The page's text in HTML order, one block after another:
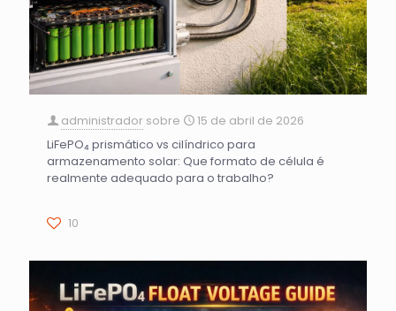
administrador sobre
15 de abril de 2026
LiFePO₄ prismático vs cilíndrico para
armazenamento solar: Que formato de célula é
realmente adequado para o trabalho?
10